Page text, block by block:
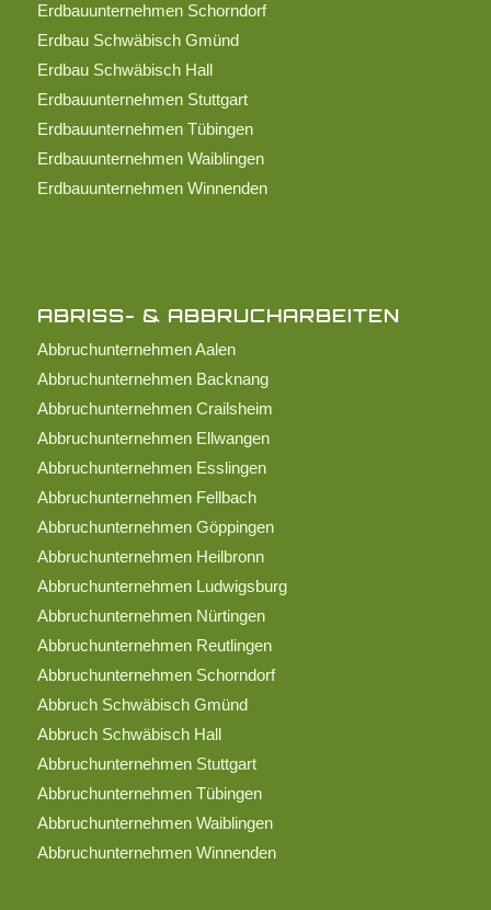
Erdbauunternehmen Schorndorf
Erdbau Schwäbisch Gmünd
Erdbau Schwäbisch Hall
Erdbauunternehmen Stuttgart
Erdbauunternehmen Tübingen
Erdbauunternehmen Waiblingen
Erdbauunternehmen Winnenden
ABRISS- & ABBRUCHARBEITEN
Abbruchunternehmen Aalen
Abbruchunternehmen Backnang
Abbruchunternehmen Crailsheim
Abbruchunternehmen Ellwangen
Abbruchunternehmen Esslingen
Abbruchunternehmen Fellbach
Abbruchunternehmen Göppingen
Abbruchunternehmen Heilbronn
Abbruchunternehmen Ludwigsburg
Abbruchunternehmen Nürtingen
Abbruchunternehmen Reutlingen
Abbruchunternehmen Schorndorf
Abbruch Schwäbisch Gmünd
Abbruch Schwäbisch Hall
Abbruchunternehmen Stuttgart
Abbruchunternehmen Tübingen
Abbruchunternehmen Waiblingen
Abbruchunternehmen Winnenden